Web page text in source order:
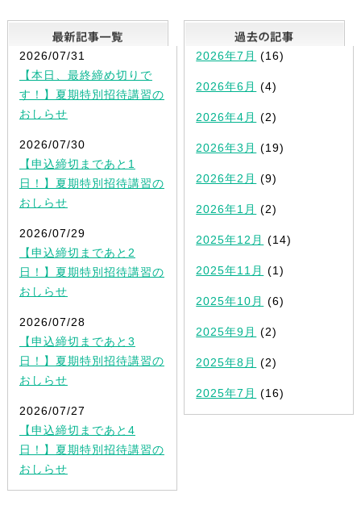
最新記事一覧
2026/07/31
【本日、最終締め切りで
す！】夏期特別招待講習の
おしらせ
2026/07/30
【申込締切まであと1
日！】夏期特別招待講習の
おしらせ
2026/07/29
【申込締切まであと2
日！】夏期特別招待講習の
おしらせ
2026/07/28
【申込締切まであと3
日！】夏期特別招待講習の
おしらせ
2026/07/27
【申込締切まであと4
日！】夏期特別招待講習の
おしらせ
2026年7月 (16)
2026年6月 (4)
2026年4月 (2)
2026年3月 (19)
2026年2月 (9)
2026年1月 (2)
2025年12月 (14)
2025年11月 (1)
2025年10月 (6)
2025年9月 (2)
2025年8月 (2)
2025年7月 (16)